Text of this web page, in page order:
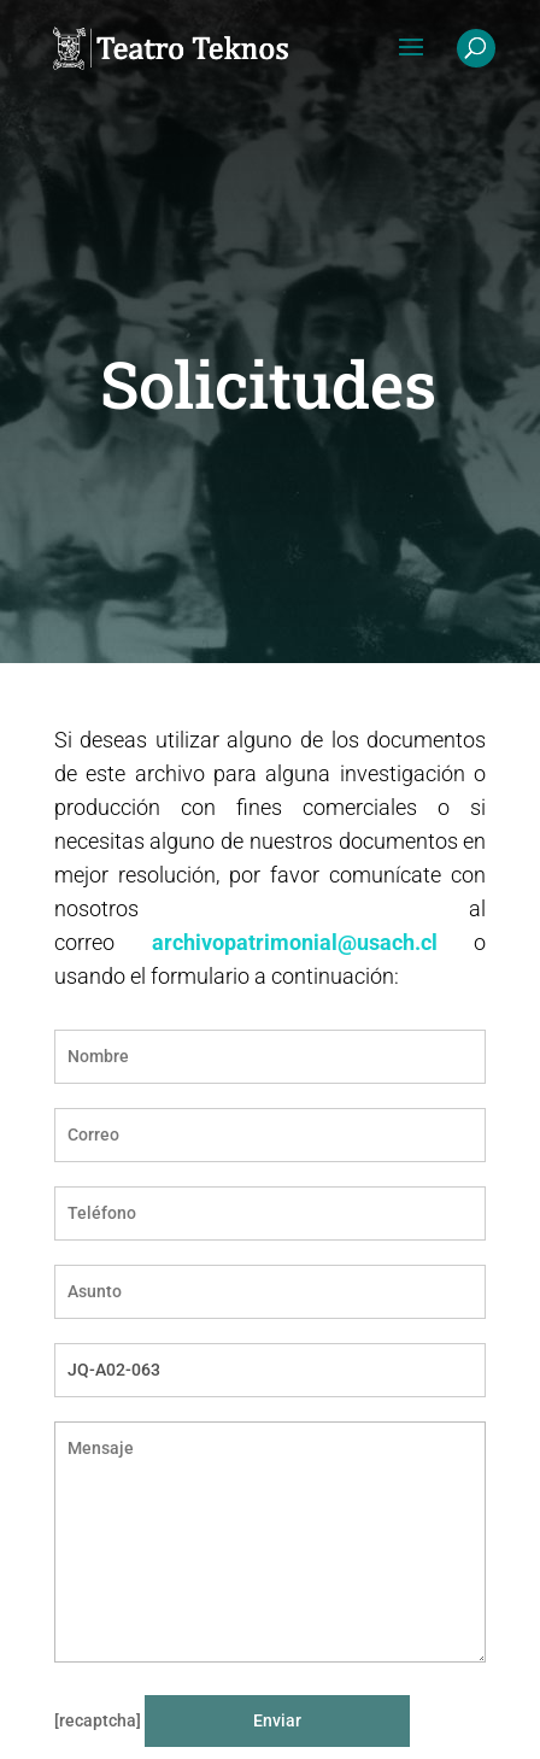
Solicitudes
Si deseas utilizar alguno de los documentos
de este archivo para alguna investigación o
producción con fines comerciales o si
necesitas alguno de nuestros documentos en
mejor resolución, por favor comunícate con
nosotros al
correo archivopatrimonial@usach.cl
o
usando el formulario a continuación:
[recaptcha]